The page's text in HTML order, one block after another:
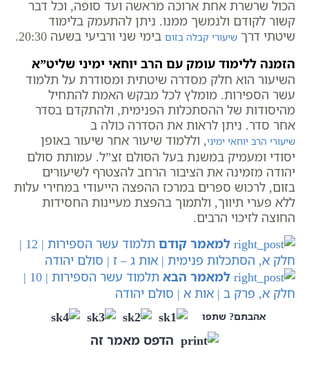
הכול שרשרת אחת ארוכה מראשה ועד סופה, וכל דבר
קשור לקודם ולנמשך ממנו. ניתן להתעמק בלימוד
שיטתי דרך שיעורי קבלה בזום בימי שני ורביעי בשעה 20:30.
הזמנה ללימוד עומק עם הרב יוחאי ימיני שליט”א
השיעור הוא חלק מסדרה שיטתית ומסודרת על תלמוד
עשר הספירות. מומלץ לכל מבקש האמת להתחיל
מהיסודות של ההסתכלות הפנימית, ולהתקדם בסדר
אחר סדר. ניתן לראות את הסדרה כולה ב
שיעורי הרב יוחאי ימיני, וללמוד שיעור אחר שיעור באופן
יסודי ומעמיק במשנת בעל הסולם זצ”ל. עמותת סולם
יהודה מזמינה את הציבור הרחב להצטרף לשיעורים
בזום, לרכוש ספרים במרכז ההפצה הייעודי במחירי עלות
ללא פערי תיווך, ולתמוך בהפצת מעיינות החסידות
החוצה לזיכוי הרבים.
למאמר קודם
תלמוד עשר הספירות | 12 |
חלק א, הסתכלות פנימית | אות ג – ז | סולם יהודה
למאמר הבא
תלמוד עשר הספירות | 10 |
חלק א, פרק ב | אות א | סולם יהודה
אהבתם? שתפו
הדפס מאמר זה